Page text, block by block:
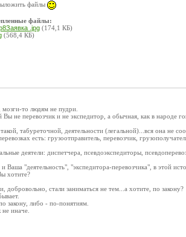
файлы
файлы:
.jpg (174,1 КБ)
(568,4 КБ)
мозги-то людям не пудри.
Вы не перевозчик и не экспедитор, а обычная, как в народе
табуреточной, деятельности (легальной)...вся она не
есть: грузоотправитель, перевозчик,
деятели: диспетчера, псевдоэкспедиторы,
Ваша "деятельность", "экспедитора-перевозчика", в этой
хотите?
добровольно, стали заниматься не тем...а хотите, по закону?
закону, либо - по-понятиям.
иначе.